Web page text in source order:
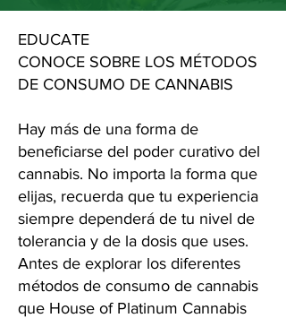
EDUCATE
CONOCE SOBRE LOS MÉTODOS
DE CONSUMO DE CANNABIS
Hay más de una forma de
beneficiarse del poder curativo del
cannabis. No importa la forma que
elijas, recuerda que tu experiencia
siempre dependerá de tu nivel de
tolerancia y de la dosis que uses.
Antes de explorar los diferentes
métodos de consumo de cannabis
que House of Platinum Cannabis